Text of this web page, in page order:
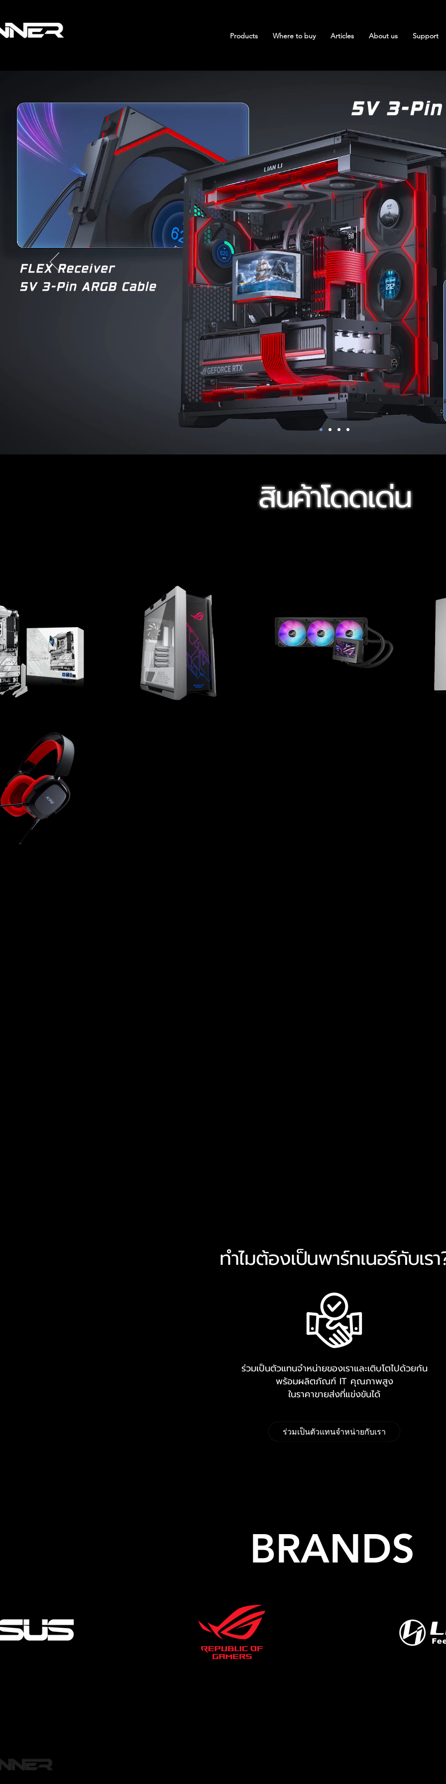
Products Where to buy Articles About us Support
สินค้าโดดเด่น
ทำไมต้องเป็นพาร์ทเนอร์กับเรา
ร่วมเป็นตัวแทนจำหน่ายของเราและเติบโตไปด้วยกัน
พร้อมผลิตภัณฑ์ IT คุณภาพสูง
ในราคาขายส่งที่แข่งขันได้
ร่วมเป็นตัวแทนจำหน่ายกับเรา
BRANDS